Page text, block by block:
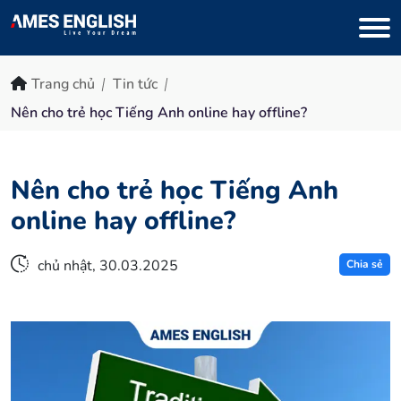
Trang chủ
Tin tức
Nên cho trẻ học Tiếng Anh online hay offline?
Nên cho trẻ học Tiếng Anh
online hay offline?
chủ nhật, 30.03.2025 Chia sẻ